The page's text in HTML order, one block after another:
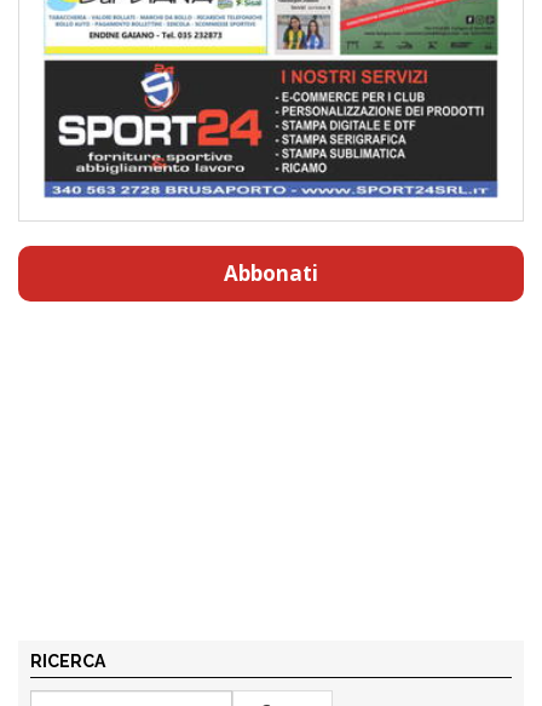
Abbonati
RICERCA